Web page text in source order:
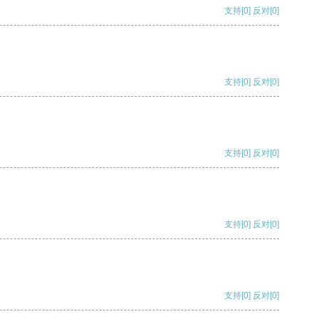
支持[0] 反对[0]
支持[0] 反对[0]
支持[0] 反对[0]
支持[0] 反对[0]
支持[0] 反对[0]